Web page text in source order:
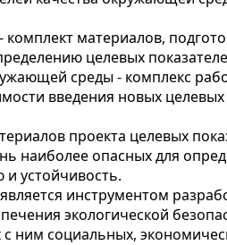
материалов,
целевых
среды - комплекс
введения новых
проекта целевых
наиболее опасных для
устойчивость.
инструментом
экологической
социальных,